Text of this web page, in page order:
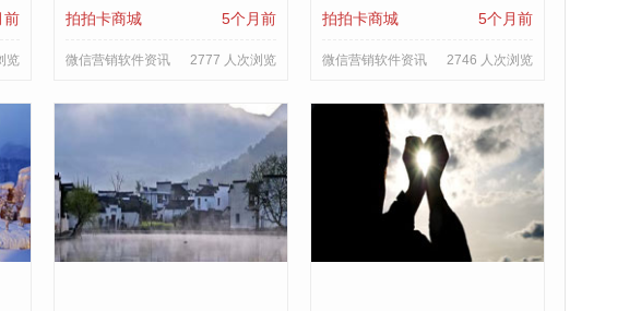
前
览
拍拍卡商城
5个月前
微信营销软件资讯 2777 人次浏览
拍拍卡商城
5个月前
微信营销软件资讯 2746 人次浏览